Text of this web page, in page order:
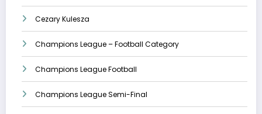
Cezary Kulesza
Champions League – Football Category
Champions League Football
Champions League Semi-Final